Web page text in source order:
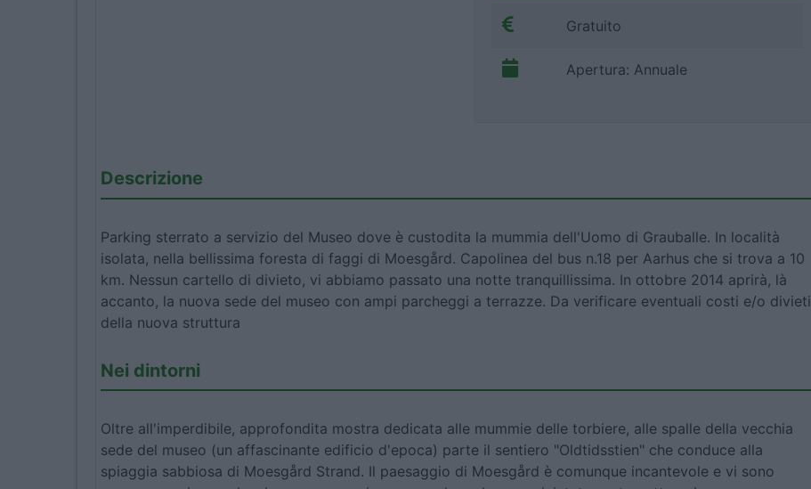
Gratuito
Apertura: Annuale
Descrizione
Parking sterrato a servizio del Museo dove è custodita la mummia dell'Uomo di Grauballe. In località
isolata, nella bellissima foresta di faggi di Moesgård. Capolinea del bus n.18 per Aarhus che si trova a 10
km. Nessun cartello di divieto, vi abbiamo passato una notte tranquillissima. In ottobre 2014 aprirà, là
accanto, la nuova sede del museo con ampi parcheggi a terrazze. Da verificare eventuali costi e/o divieti
della nuova struttura
Nei dintorni
Oltre all'imperdibile, approfondita mostra dedicata alle mummie delle torbiere, alle spalle della vecchia
sede del museo (un affascinante edificio d'epoca) parte il sentiero "Oldtidsstien" che conduce alla
spiaggia sabbiosa di Moesgård Strand. Il paesaggio di Moesgård è comunque incantevole e vi sono